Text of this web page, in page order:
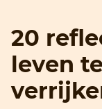
20
leven